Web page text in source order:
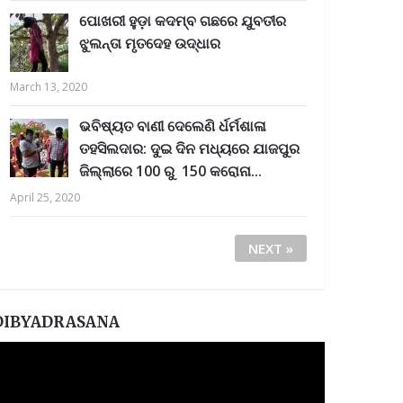
ପୋଖରୀ ହୁଡ଼ା କଦମ୍ବ ଗଛରେ ଯୁବତୀର
ଝୁଲନ୍ତା ମୃତଦେହ ଉଦ୍ଧାର
March 13, 2020
ଭବିଷ୍ୟତ ବାଣୀ ଦେଲେଣି ର୍ଧର୍ମଶାଳା
ତହସିଲଦାର: ଦୁଇ ଦିନ ମଧ୍ୟରେ ଯାଜପୁର
ଜିଲ୍ଲାରେ 100 ରୁ 150 କରୋନା...
April 25, 2020
NEXT »